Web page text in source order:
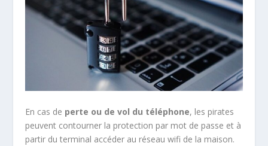
En cas de perte ou de vol du téléphone, les pirates
peuvent contourner la protection par mot de passe et à
partir du terminal accéder au réseau wifi de la maison.